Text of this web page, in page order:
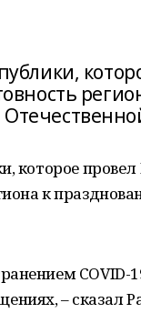
которое провел
к
COVID-
– сказал